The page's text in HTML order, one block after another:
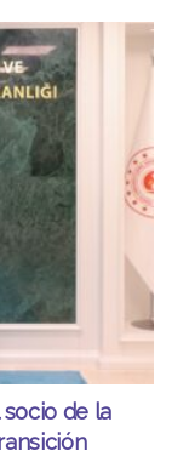
de la